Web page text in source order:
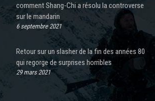
comment Shang-Chi a résolu la controverse
sur le mandarin
6 septembre 2021
Retour sur un slasher de la fin des années 80
qui regorge de surprises horribles
29 mars 2021